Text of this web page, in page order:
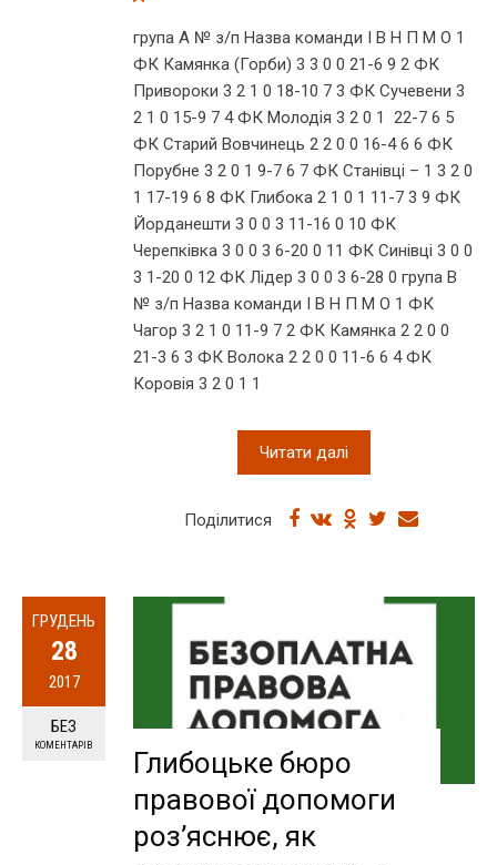
група А № з/п Назва команди І В Н П М О 1
ФК Камянка (Горби) 3 3 0 0 21-6 9 2 ФК
Привороки 3 2 1 0 18-10 7 3 ФК Сучевени 3
2 1 0 15-9 7 4 ФК Молодія 3 2 0 1 22-7 6 5
ФК Старий Вовчинець 2 2 0 0 16-4 6 6 ФК
Порубне 3 2 0 1 9-7 6 7 ФК Станівці – 1 3 2 0
1 17-19 6 8 ФК Глибока 2 1 0 1 11-7 3 9 ФК
Йорданешти 3 0 0 3 11-16 0 10 ФК
Черепківка 3 0 0 3 6-20 0 11 ФК Синівці 3 0 0
3 1-20 0 12 ФК Лідер 3 0 0 3 6-28 0 група В
№ з/п Назва команди І В Н П М О 1 ФК
Чагор 3 2 1 0 11-9 7 2 ФК Камянка 2 2 0 0
21-3 6 3 ФК Волока 2 2 0 0 11-6 6 4 ФК
Коровія 3 2 0 1 1
Читати далі
Поділитися
ГРУДЕНЬ
28
2017
БЕЗ
КОМЕНТАРІВ
Глибоцьке бюро
правової допомоги
роз’яснює, як